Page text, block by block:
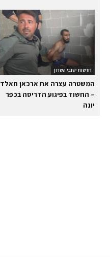
חדשות ישובי השרון
המשטרה עצרה את ארכאן חאלד
– החשוד בפיגוע הדריסה בכפר
יונה